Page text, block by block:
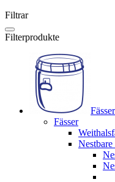
Filtrar
Filterprodukte
Fässer
Nestbare